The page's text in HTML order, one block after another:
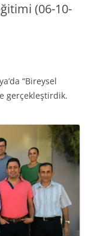
(06-10-
“Bireysel
gerçekleştirdik.